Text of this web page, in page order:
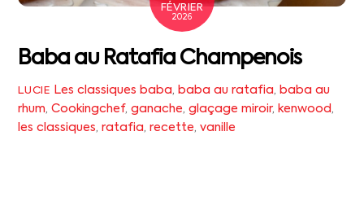
FÉVRIER
2026
Baba au Ratafia Champenois
LUCIE Les classiques baba, baba au ratafia, baba au
rhum,Cookingchef,ganache,glaçage miroir, kenwood,
les classiques,ratafia,recette,vanille